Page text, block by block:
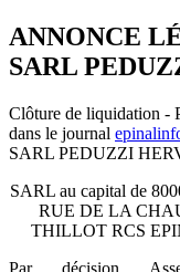
ANNONCE
SARL
Clôture de liquidation -
dans le journal
SARL PEDUZZI
SARL au capital de
RUE DE LA
THILLOT RCS
Par décision